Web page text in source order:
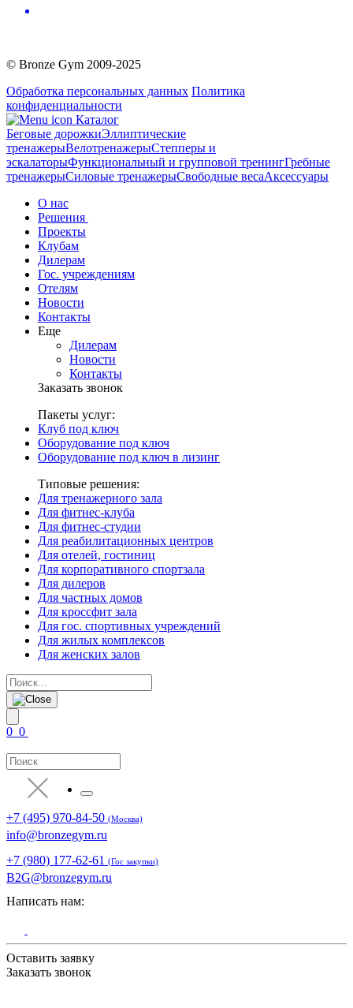
© Bronze Gym 2009-2025
Обработка персональных данных Политика
конфиденциальности
Каталог
Беговые дорожкиЭллиптические
тренажерыВелотренажерыСтепперы и
эскалаторыФункциональный и групповой тренингГребные
тренажерыСиловые тренажерыСвободные весаАксессуары
О нас
Решения
Проекты
Клубам
Дилерам
Гос. учреждениям
Отелям
Новости
Контакты
Еще
Дилерам
Новости
Контакты
Заказать звонок
Пакеты услуг:
Клуб под ключ
Оборудование под ключ
Оборудование под ключ в лизинг
Типовые решения:
Для тренажерного зала
Для фитнес-клуба
Для фитнес-студии
Для реабилитационных центров
Для отелей, гостиниц
Для корпоративного спортзала
Для дилеров
Для частных домов
Для кроссфит зала
Для гос. спортивных учреждений
Для жилых комплексов
Для женских залов
0 0
+7 (495) 970-84-50 (Москва)
info@bronzegym.ru
+7 (980) 177-62-61 (Гос закупки)
B2G@bronzegym.ru
Написать нам:
Оставить заявку
Заказать звонок